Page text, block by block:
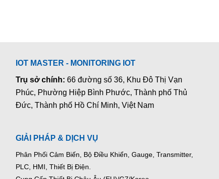
IOT MASTER - MONITORING IOT
Trụ sở chính:66 đường số 36, Khu Đô Thị Vạn
Phúc, Phường Hiệp Bình Phước, Thành phố Thủ
Đức, Thành phố Hồ Chí Minh, Việt Nam
GIẢI PHÁP & DỊCH VỤ
Phân Phối Cảm Biến, Bộ Điều Khiển, Gauge, Transmitter,
PLC, HMI, Thiết Bị Điện.